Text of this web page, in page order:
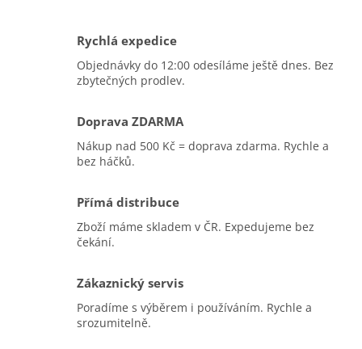
Rychlá expedice
Objednávky do 12:00 odesíláme ještě dnes. Bez
zbytečných prodlev.
Doprava ZDARMA
Nákup nad 500 Kč = doprava zdarma. Rychle a
bez háčků.
Přímá distribuce
Zboží máme skladem v ČR. Expedujeme bez
čekání.
Zákaznický servis
Poradíme s výběrem i používáním. Rychle a
srozumitelně.